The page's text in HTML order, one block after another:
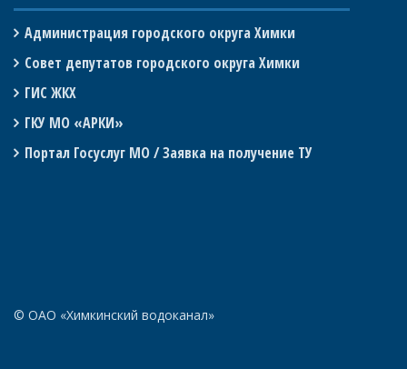
Администрация городского округа Химки
Совет депутатов городского округа Химки
ГИС ЖКХ
ГКУ МО «АРКИ»
Портал Госуслуг МО / Заявка на получение ТУ
© ОАО «Химкинский водоканал»